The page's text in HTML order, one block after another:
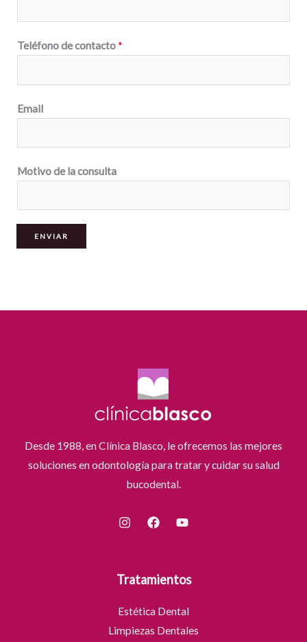
Teléfono de contacto*
Email
Motivo de la consulta
ENVIAR
Desde 1988, en Clínica Blasco, le ofrecemos las mejores
soluciones en odontología para tratar y cuidar su salud
bucodental.
Tratamientos
Estética Dental
Limpiezas Dentales